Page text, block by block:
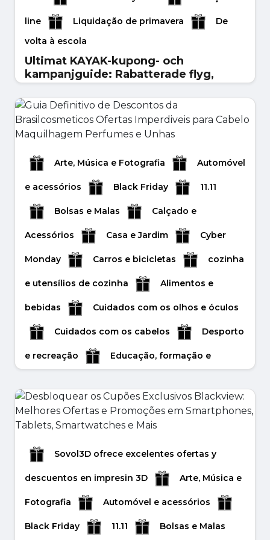
agosto 04, 2025
Leer másr
Ligature Font Aqui ...
agosto 04, 2025
Leer másr
line Liquidação de primavera
De
volta à escola
Ultimat KAYAK-kupong- och
kampanjguide: Rabatterade flyg,
Reseplanering behöver inte längre kosta en
förmögenhet i dagens digitala värld. Oavsett
om du r...
agosto 01, 2025
Leer másr
Arte, Música e Fotografia Automóvel
e acessórios Black Friday 11.11
Bolsas e Malas Calçado e
Acessórios Casa e Jardim Cyber
Monday Carros e bicicletas cozinha
e utensílios de cozinha Alimentos e
bebidas Cuidados com os olhos e óculos
Cuidados com os cabelos Desporto
e recreação Educação, formação e
Feliz Ano Novo Feliz Natal
Flores e presentes Halloween
Inverno Joias e acessórios Jogos
Livros e artigos de papelaria
Animais de estimação e acessórios Media
e telecomunicações Crianças e
Sovol3D ofrece excelentes ofertas y
descuentos en impresin 3D Arte, Música e
Fotografia Automóvel e acessórios
Black Friday 11.11 Bolsas e Malas